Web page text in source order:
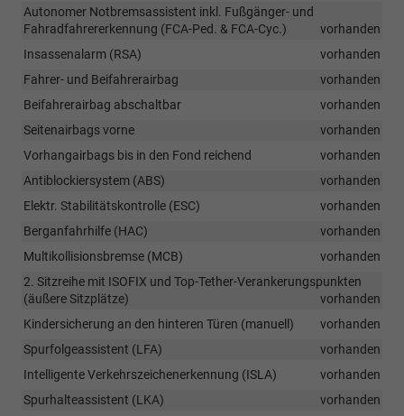
Autonomer Notbremsassistent inkl. Fußgänger- und
Fahradfahrererkennung (FCA-Ped. & FCA-Cyc.)
vorhanden
Insassenalarm (RSA)
vorhanden
Fahrer- und Beifahrerairbag
vorhanden
Beifahrerairbag abschaltbar
vorhanden
Seitenairbags vorne
vorhanden
Vorhangairbags bis in den Fond reichend
vorhanden
Antiblockiersystem (ABS)
vorhanden
Elektr. Stabilitätskontrolle (ESC)
vorhanden
Berganfahrhilfe (HAC)
vorhanden
Multikollisionsbremse (MCB)
vorhanden
2. Sitzreihe mit ISOFIX und Top-Tether-Verankerungspunkten
(äußere Sitzplätze)
vorhanden
Kindersicherung an den hinteren Türen (manuell)
vorhanden
Spurfolgeassistent (LFA)
vorhanden
Intelligente Verkehrszeichenerkennung (ISLA)
vorhanden
Spurhalteassistent (LKA)
vorhanden